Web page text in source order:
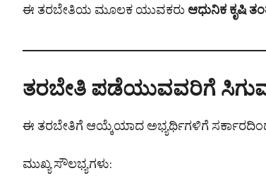
ಈ ತರಬೇತಿಯ ಮೂಲಕ ಯುವಕರು ಆಧುನಿಕ ಕೃಷಿ
ತರಬೇತಿ ಪಡೆಯುವವರಿಗೆ
ಈ ತರಬೇತಿಗೆ ಆಯ್ಕೆಯಾದ ಅಭ್ಯರ್ಥಿಗಳಿಗೆ ಸರ್ಕಾರದಿಂದ
ಮುಖ್ಯ ಸೌಲಭ್ಯಗಳು: